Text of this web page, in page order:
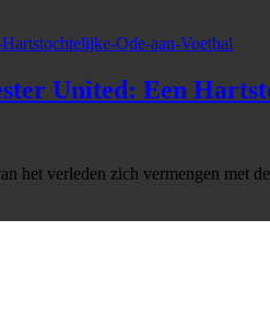
United: Een
het verleden zich vermengen met